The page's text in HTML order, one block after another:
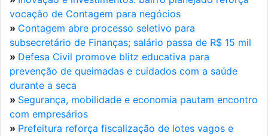
vocação de Contagem para negócios
» Contagem abre processo seletivo para
subsecretário de Finanças; salário passa de R$ 15 mil
» Defesa Civil promove blitz educativa para
prevenção de queimadas e cuidados com a saúde
durante a seca
» Segurança, mobilidade e economia pautam encontro
com empresários
» Prefeitura reforça fiscalização de lotes vagos e